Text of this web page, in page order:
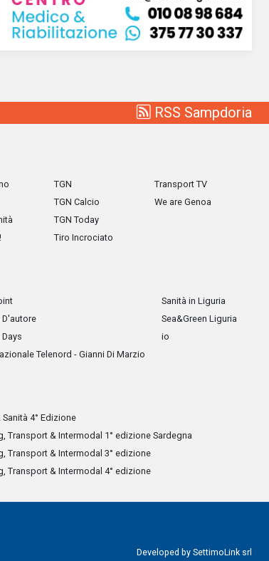
RSS Sampdoria
TGN
TGN Calcio
TGN Today
Tiro Incrociato
Transport TV
We are Genoa
Telenord - Gianni Di Marzio
Sanità in Liguria
Sea&Green Liguria
io
Sanità 4° Edizione
Transport & Intermodal 1° edizione Sardegna
Transport & Intermodal 3° edizione
Transport & Intermodal 4° edizione
Developed by SettimoLink srl